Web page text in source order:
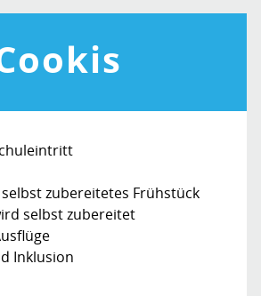
zubereitetes Frühstück
selbst zubereitet
Inklusion